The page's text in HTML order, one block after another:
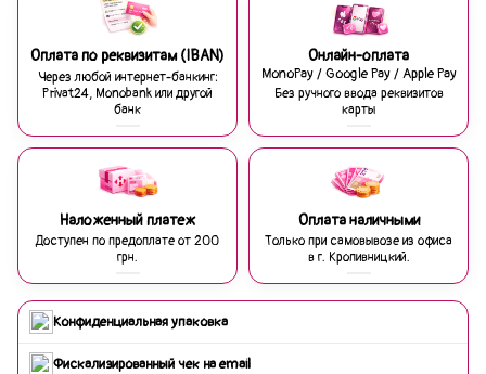
Оплата по реквизитам (IBAN)
Через любой интернет-банкинг:
Privat24, Monobank или другой
банк
Онлайн-оплата
MonoPay / Google Pay / Apple Pay
Без ручного ввода реквизитов
карты
Наложенный платеж
Доступен по предоплате от 200
грн.
Оплата наличными
Только при самовывозе из офиса
в г. Кропивницкий.
Конфиденциальная упаковка
Фискализированный чек на email